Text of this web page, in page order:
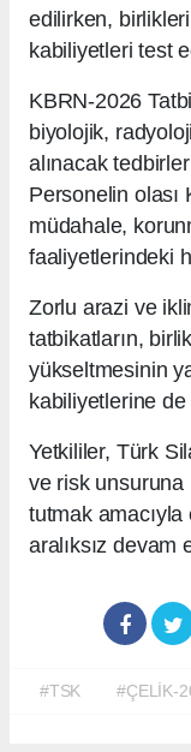
edilirken,
kabiliyetleri test
KBRN-2026
biyolojik,
alınacak
Personelin olası
müdahale,
faaliyetlerindeki
Zorlu arazi ve
tatbikatların,
yükseltmesinin
kabiliyetlerine de
Yetkililer, Türk
ve risk unsuruna
tutmak
aralıksız devam
#TSK #ÇELİK-